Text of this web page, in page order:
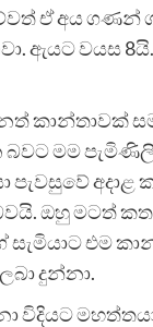
ඒ අය ගණන්
ඇයට වයස
කාන්තාවක්
මම පැමිණිලි
අදාළ
ඔහු මටත්
එම
දුන්නා.
විදියට